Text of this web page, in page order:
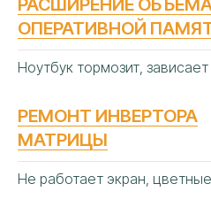
РАСШИРЕНИЕ
ОПЕРАТИВНОЙ
Ноутбук тормозит, зависает
РЕМОНТ ИНВЕРТОРА
МАТРИЦЫ
Не работает экран,